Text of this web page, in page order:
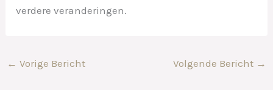
verdere veranderingen.
← Vorige Bericht Volgende Bericht →